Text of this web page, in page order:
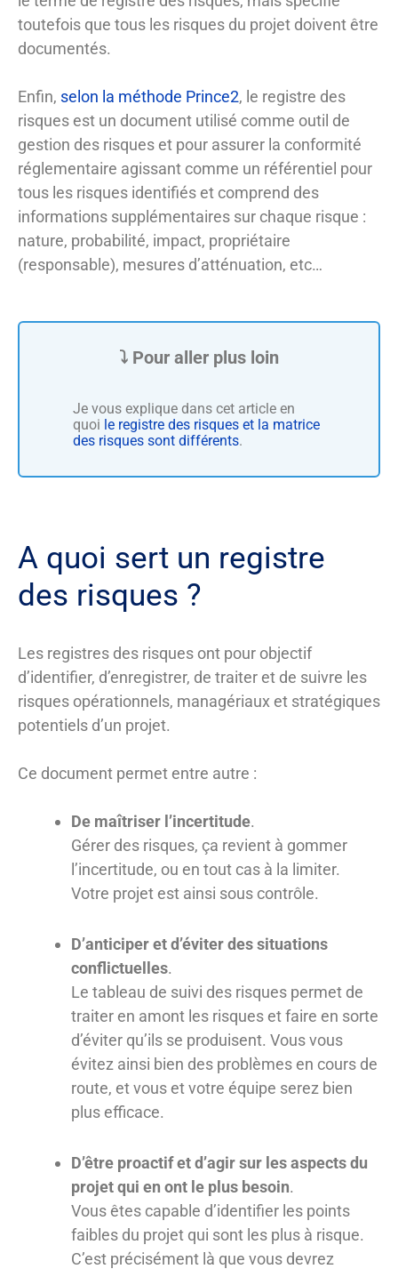
toutefois que tous les risques du projet doivent être
documentés.
Enfin, selon la méthode Prince2, le registre des
risques est un document utilisé comme outil de
gestion des risques et pour assurer la conformité
réglementaire agissant comme un référentiel pour
tous les risques identifiés et comprend des
informations supplémentaires sur chaque risque :
nature, probabilité, impact, propriétaire
(responsable), mesures d’atténuation, etc…
Je vous explique dans cet article en
quoi le registre des risques et la matrice
des risques sont différents.
A quoi sert un registre
des risques ?
Les registres des risques ont pour objectif
d’identifier, d’enregistrer, de traiter et de suivre les
risques opérationnels, managériaux et stratégiques
potentiels d’un projet.
Ce document permet entre autre :
De maîtriser l’incertitude.
Gérer des risques, ça revient à gommer
l’incertitude, ou en tout cas à la limiter.
Votre projet est ainsi sous contrôle.
D’anticiper et d’éviter des situations
conflictuelles.
Le tableau de suivi des risques permet de
traiter en amont les risques et faire en sorte
d’éviter qu’ils se produisent. Vous vous
évitez ainsi bien des problèmes en cours de
route, et vous et votre équipe serez bien
plus efficace.
D’être proactif et d’agir sur les aspects du
projet qui en ont le plus besoin.
Vous êtes capable d’identifier les points
faibles du projet qui sont les plus à risque.
C’est précisément là que vous devrez